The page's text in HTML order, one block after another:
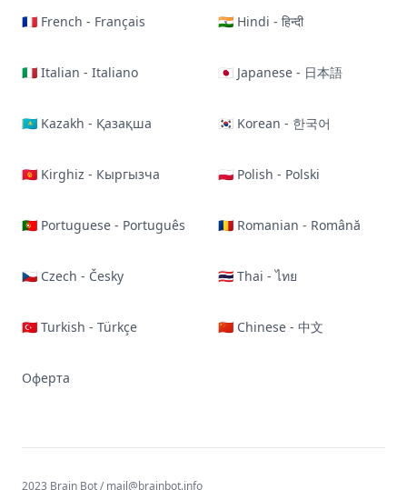
🇫🇷 French - Français 🇮🇳 Hindi - हिन्दी
🇮🇹 Italian - Italiano 🇯🇵 Japanese - 日本語
🇰🇿 Kazakh - Қазақша 🇰🇷 Korean - 한국어
🇰🇬 Kirghiz - Кыргызча 🇵🇱 Polish - Polski
🇵🇹 Portuguese - Português 🇷🇴 Romanian - Română
🇨🇿 Czech - Česky 🇹🇭 Thai - ไทย
🇹🇷 Turkish - Türkçe 🇨🇳 Chinese - 中文
Оферта
2023 Brain Bot /mail@brainbot.info